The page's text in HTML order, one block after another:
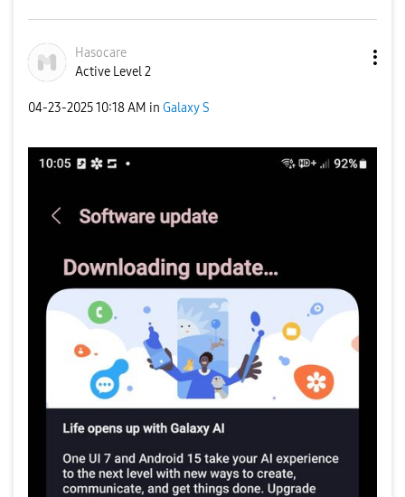
Hasocare
Active Level 2
‎04-23-202510:18 AM in Galaxy S